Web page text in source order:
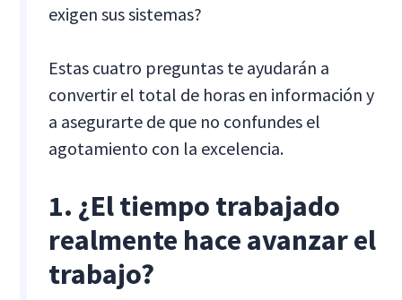
exigen sus sistemas?
Estas cuatro preguntas te ayudarán a
convertir el total de horas en información y
a asegurarte de que no confundes el
agotamiento con la excelencia.
1. ¿El tiempo trabajado
realmente hace avanzar el
trabajo?